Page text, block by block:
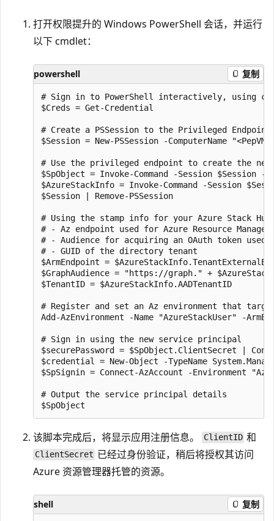
打开权限提升的 Windows PowerShell 会话，并运行
以下 cmdlet：
powershell 复制
# Sign in to PowerShell interactively, using
$Creds = Get-Credential
# Create a PSSession to the Privileged Endpoint
$Session = New-PSSession -ComputerName
# Use the privileged endpoint to create the
$SpObject = Invoke-Command -Session $Session
$AzureStackInfo = Invoke-Command -Session
$Session | Remove-PSSession
# Using the stamp info for your Azure Stack
# - Az endpoint used for Azure Resource
# - Audience for acquiring an OAuth token used
# - GUID of the directory tenant
$ArmEndpoint =
$GraphAudience = "https://graph." +
$TenantID = $AzureStackInfo.AADTenantID
# Register and set an Az environment that
Add-AzEnvironment -Name "AzureStackUser" -
# Sign in using the new service principal
$securePassword = $SpObject.ClientSecret |
$credential = New-Object -TypeName
$SpSignin = Connect-AzAccount -Environment
# Output the service principal details
该脚本完成后，将显示应用注册信息。 ClientID 和
ClientSecret 已经过身份验证，稍后将授权其访问
Azure 资源管理器托管的资源。
shell 复制